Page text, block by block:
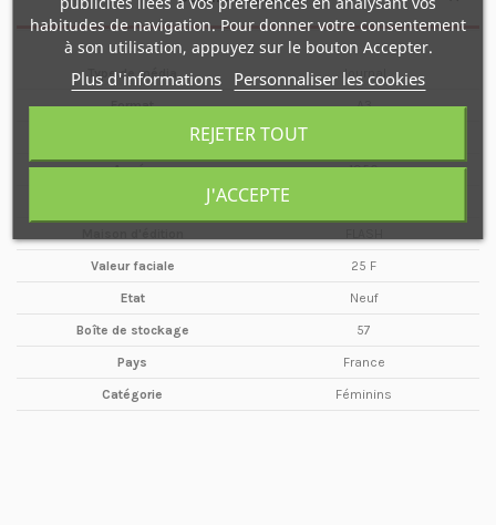
Type de média Journal
Format A3
Année 1950
Valeur faciale 25 F
Etat Neuf
Boîte de stockage 57
Pays France
Catégorie Féminins
habitudes de navigation. Pour donner votre consentement
à son utilisation, appuyez sur le bouton Accepter.
Plus d'informations Personnaliser les cookies
REJETER TOUT
J'ACCEPTE